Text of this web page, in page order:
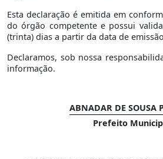
Esta declaração é emitida em
do órgão competente e possui
(trinta) dias a partir da data de
Declaramos, sob nossa
informação.
ABNADAR DE SOUSA
Prefeito